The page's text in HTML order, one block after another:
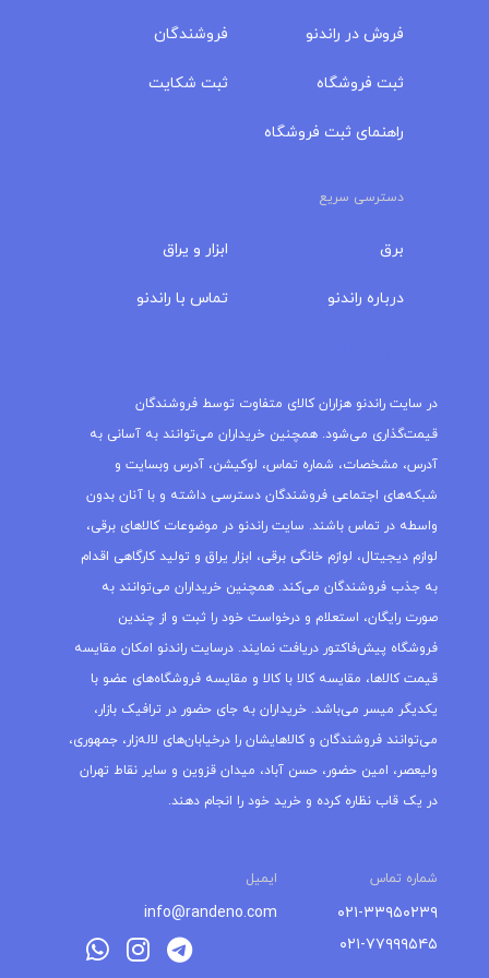
فروش در راندنو
ثبت فروشگاه
راهنمای ثبت فروشگاه
فروشندگان
ثبت شکایت
دسترسی سریع
برق
درباره‌ راندنو
ابزار و یراق
تماس با راندنو
در سایت راندنو هزاران کالای متفاوت توسط فروشندگان
قیمت‌گذاری می‌شود. همچنین خریداران می‌توانند به آسانی به
آدرس، مشخصات، شماره تماس، لوکیشن، آدرس وبسایت و
شبکه‌های اجتماعی فروشندگان دسترسی داشته و با آنان بدون
واسطه در تماس باشند. سایت راندنو در موضوعات کالاهای برقی،
لوازم دیجیتال، لوازم خانگی برقی، ابزار یراق و تولید کارگاهی اقدام
به جذب فروشندگان می‌کند. همچنین خریداران می‌توانند به
صورت رایگان، استعلام و درخواست خود را ثبت و از چندین
فروشگاه پیش‌فاکتور دریافت نمایند. درسایت راندنو امکان مقایسه
قیمت کالاها، مقایسه کالا با کالا و مقایسه فروشگاه‌های عضو با
یکدیگر میسر می‌باشد. خریداران به جای حضور در ترافیک بازار،
می‌توانند فروشندگان و کالاهایشان را درخیابان‌های لاله‌زار، جمهوری،
ولیعصر، امین حضور، حسن آباد، میدان قزوین و سایر نقاط تهران
در یک قاب نظاره کرده و خرید خود را انجام دهند.
شماره تماس ایمیل
۰۲۱-۳۳۹۵۰۲۳۹
۰۲۱-۷۷۹۹۹۵۴۵
info@randeno.com